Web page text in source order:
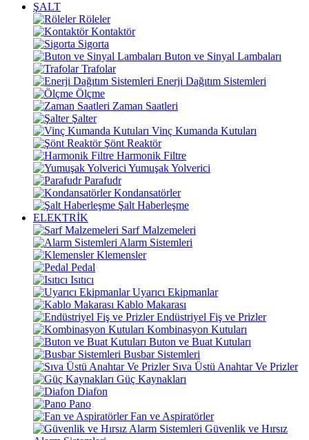
ŞALT
Röleler
Kontaktör
Sigorta
Buton ve Sinyal Lambaları
Trafolar
Enerji Dağıtım Sistemleri
Ölçme
Zaman Saatleri
Şalter
Vinç Kumanda Kutuları
Şönt Reaktör
Harmonik Filtre
Yumuşak Yolverici
Parafudr
Kondansatörler
Şalt Haberleşme
ELEKTRİK
Sarf Malzemeleri
Alarm Sistemleri
Klemensler
Pedal
Isıtıcı
Uyarıcı Ekipmanlar
Kablo Makarası
Endüstriyel Fiş ve Prizler
Kombinasyon Kutuları
Buton ve Buat Kutuları
Busbar Sistemleri
Sıva Üstü Anahtar Ve Prizler
Güç Kaynakları
Diafon
Pano
Fan ve Aspiratörler
Güvenlik ve Hırsız